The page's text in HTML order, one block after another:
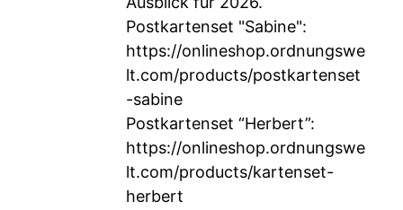
Postkartenset "Sabine":
https://onlineshop.ordnungswe
lt.com/products/postkartenset
-sabine
Postkartenset “Herbert”:
https://onlineshop.ordnungswe
lt.com/products/kartenset-
herbert